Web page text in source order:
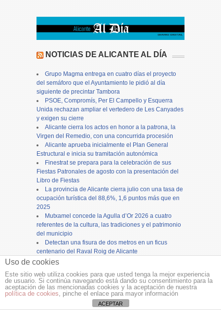
NOTICIAS DE ALICANTE AL DÍA
Grupo Magma entrega en cuatro días el proyecto
del semáforo que el Ayuntamiento le pidió al día
siguiente de precintar Tambora
PSOE, Compromís, Per El Campello y Esquerra
Unida rechazan ampliar el vertedero de Les Canyades
y exigen su cierre
Alicante cierra los actos en honor a la patrona, la
Virgen del Remedio, con una concurrida procesión
Alicante aprueba inicialmente el Plan General
Estructural e inicia su tramitación autonómica
Finestrat se prepara para la celebración de sus
Fiestas Patronales de agosto con la presentación del
Libro de Fiestas
La provincia de Alicante cierra julio con una tasa de
ocupación turística del 88,6%, 1,6 puntos más que en
2025
Mutxamel concede la Agulla d’Or 2026 a cuatro
referentes de la cultura, las tradiciones y el patrimonio
del municipio
Detectan una fisura de dos metros en un ficus
centenario del Raval Roig de Alicante
La Guardia Civil detiene a un hombre en Torrevieja
pública
El Hospital Doctor Balmis es pionero en incorporar
carros térmicos con refrigeración por agua para
mejorar la distribución de comidas
Uso de cookies
Este sitio web utiliza cookies para que usted tenga la mejor experiencia
de usuario. Si continúa navegando está dando su consentimiento para la
aceptación de las mencionadas cookies y la aceptación de nuestra
política de cookies, pinche el enlace para mayor información
ACEPTAR